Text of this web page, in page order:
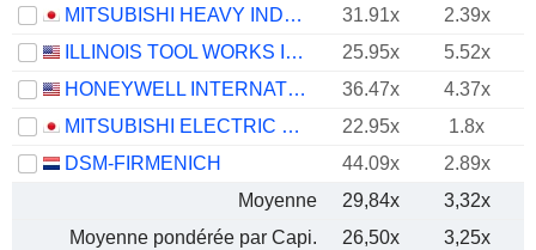
MITSUBISHI HEAVY INDUSTRIES, LTD.
31.91x 2.39x
ILLINOIS TOOL WORKS INC.
25.95x 5.52x
HONEYWELL INTERNATIONAL INC.
36.47x 4.37x
MITSUBISHI ELECTRIC CORPORATION
22.95x 1.8x
DSM-FIRMENICH
44.09x
2.89x
Moyenne
29,84x 3,32x
Moyenne pondérée par Capi.
26,50x 3,25x